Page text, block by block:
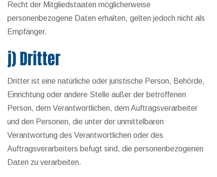
Recht der Mitgliedstaaten möglicherweise
personenbezogene Daten erhalten, gelten jedoch nicht als
Empfänger.
j) Dritter
Dritter ist eine natürliche oder juristische Person, Behörde,
Einrichtung oder andere Stelle außer der betroffenen
Person, dem Verantwortlichen, dem Auftragsverarbeiter
und den Personen, die unter der unmittelbaren
Verantwortung des Verantwortlichen oder des
Auftragsverarbeiters befugt sind, die personenbezogenen
Daten zu verarbeiten.